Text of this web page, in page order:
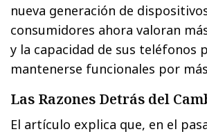
nueva generación de
consumidores ahora valoran
y la capacidad de sus teléfonos
mantenerse funcionales por
Las Razones Detrás del
El artículo explica que, en el